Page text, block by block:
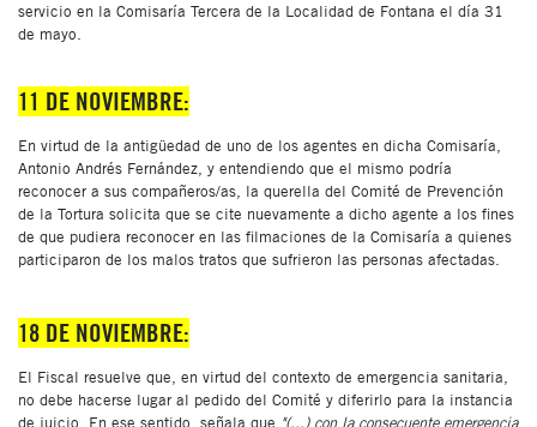
servicio en la Comisaría Tercera de la Localidad de Fontana el día 31
de mayo.
11 DE NOVIEMBRE:
En virtud de la antigüedad de uno de los agentes en dicha Comisaría,
Antonio Andrés Fernández, y entendiendo que el mismo podría
reconocer a sus compañeros/as, la querella del Comité de Prevención
de la Tortura solicita que se cite nuevamente a dicho agente a los fines
de que pudiera reconocer en las filmaciones de la Comisaría a quienes
participaron de los malos tratos que sufrieron las personas afectadas.
18 DE NOVIEMBRE:
El Fiscal resuelve que, en virtud del contexto de emergencia sanitaria,
no debe hacerse lugar al pedido del Comité y diferirlo para la instancia
de juicio. En ese sentido, señala que "(...) con la consecuente emergencia